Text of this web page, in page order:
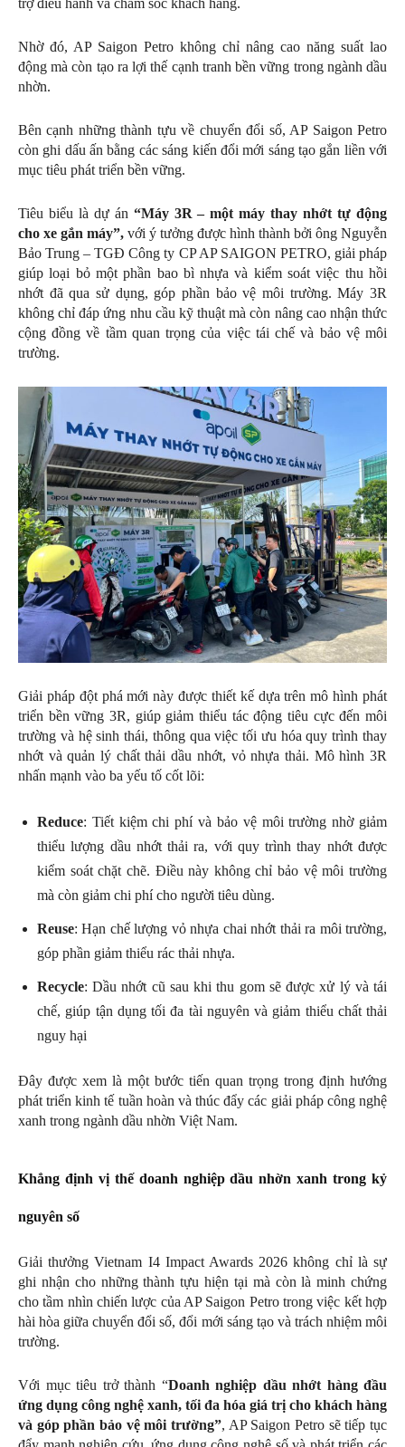
Nhờ đó, AP Saigon Petro không chỉ nâng cao năng suất lao
động mà còn tạo ra lợi thế cạnh tranh bền vững trong ngành dầu
nhờn.
Bên cạnh những thành tựu về chuyển đổi số, AP Saigon Petro
còn ghi dấu ấn bằng các sáng kiến đổi mới sáng tạo gắn liền với
mục tiêu phát triển bền vững.
Tiêu biểu là dự án “Máy 3R – một máy thay nhớt tự động
cho xe gắn máy”, với ý tưởng được hình thành bởi ông Nguyễn
Bảo Trung – TGĐ Công ty CP AP SAIGON PETRO, giải pháp
giúp loại bỏ một phần bao bì nhựa và kiểm soát việc thu hồi
nhớt đã qua sử dụng, góp phần bảo vệ môi trường. Máy 3R
không chỉ đáp ứng nhu cầu kỹ thuật mà còn nâng cao nhận thức
cộng đồng về tầm quan trọng của việc tái chế và bảo vệ môi
trường.
Giải pháp đột phá mới này được thiết kế dựa trên mô hình phát
triển bền vững 3R, giúp giảm thiểu tác động tiêu cực đến môi
trường và hệ sinh thái, thông qua việc tối ưu hóa quy trình thay
nhớt và quản lý chất thải dầu nhớt, vỏ nhựa thải. Mô hình 3R
nhấn mạnh vào ba yếu tố cốt lõi:
Reduce: Tiết kiệm chi phí và bảo vệ môi trường nhờ giảm
thiểu lượng dầu nhớt thải ra, với quy trình thay nhớt được
kiểm soát chặt chẽ. Điều này không chỉ bảo vệ môi trường
mà còn giảm chi phí cho người tiêu dùng.
Reuse: Hạn chế lượng vỏ nhựa chai nhớt thải ra môi trường,
góp phần giảm thiểu rác thải nhựa.
Recycle: Dầu nhớt cũ sau khi thu gom sẽ được xử lý và tái
chế, giúp tận dụng tối đa tài nguyên và giảm thiểu chất thải
nguy hại
Đây được xem là một bước tiến quan trọng trong định hướng
phát triển kinh tế tuần hoàn và thúc đẩy các giải pháp công nghệ
xanh trong ngành dầu nhờn Việt Nam.
Khẳng định vị thế doanh nghiệp dầu nhờn xanh trong kỷ
nguyên số
Giải thưởng Vietnam I4 Impact Awards 2026 không chỉ là sự
ghi nhận cho những thành tựu hiện tại mà còn là minh chứng
cho tầm nhìn chiến lược của AP Saigon Petro trong việc kết hợp
hài hòa giữa chuyển đổi số, đổi mới sáng tạo và trách nhiệm môi
trường.
Với mục tiêu trở thành “Doanh nghiệp dầu nhớt hàng đầu
ứng dụng công nghệ xanh, tối đa hóa giá trị cho khách hàng
và góp phần bảo vệ môi trường”, AP Saigon Petro sẽ tiếp tục